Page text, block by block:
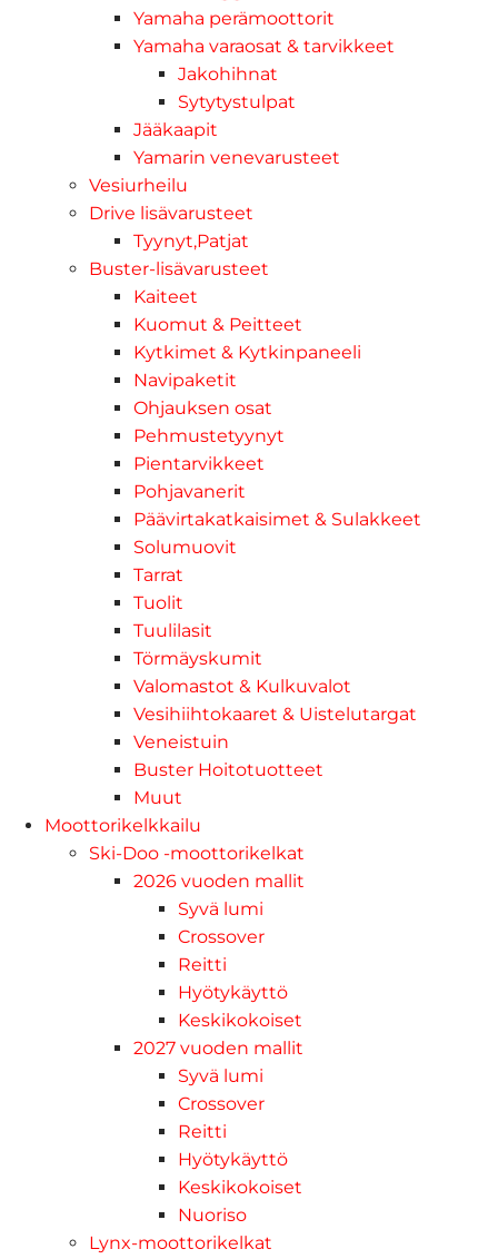
Yamaha perämoottorit
Yamaha varaosat & tarvikkeet
Jakohihnat
Sytytystulpat
Jääkaapit
Yamarin venevarusteet
Vesiurheilu
Drive lisävarusteet
Tyynyt,Patjat
Buster-lisävarusteet
Kaiteet
Kuomut & Peitteet
Kytkimet & Kytkinpaneeli
Navipaketit
Ohjauksen osat
Pehmustetyynyt
Pientarvikkeet
Pohjavanerit
Päävirtakatkaisimet & Sulakkeet
Solumuovit
Tarrat
Tuolit
Tuulilasit
Törmäyskumit
Valomastot & Kulkuvalot
Vesihiihtokaaret & Uistelutargat
Veneistuin
Buster Hoitotuotteet
Muut
Moottorikelkkailu
Ski-Doo -moottorikelkat
2026 vuoden mallit
Syvä lumi
Crossover
Reitti
Hyötykäyttö
Keskikokoiset
2027 vuoden mallit
Syvä lumi
Crossover
Reitti
Hyötykäyttö
Keskikokoiset
Nuoriso
Lynx-moottorikelkat